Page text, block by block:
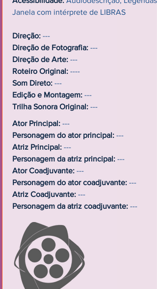
Janela com intérprete de LIBRAS
Direção: ---
Direção de Fotografia: ---
Direção de Arte: ---
Roteiro Original: ----
Som Direto: ---
Edição e Montagem: ---
Trilha Sonora Original: ---
Ator Principal: ---
Personagem do ator principal: ---
Atriz Principal: ---
Personagem da atriz principal: ---
Ator Coadjuvante: ---
Personagem do ator coadjuvante: ---
Atriz Coadjuvante: ---
Personagem da atriz coadjuvante: ---